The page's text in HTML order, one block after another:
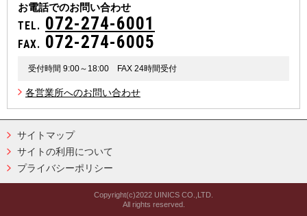
お電話でのお問い合わせ
TEL. 072-274-6001
FAX. 072-274-6005
受付時間 9:00～18:00 FAX 24時間受付
各営業所へのお問い合わせ
サイトマップ
サイトの利用について
プライバシーポリシー
Copyright(c)2022 UINICS CO.,LTD.
All rights reserved.